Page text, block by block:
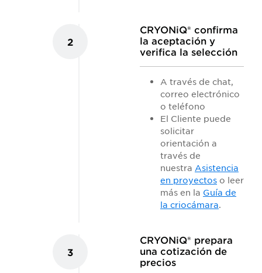
2
CRYONiQ® confirma
la aceptación y
verifica la selección
A través de chat,
correo electrónico
o teléfono
El Cliente puede
solicitar
orientación a
través de
nuestra Asistencia
en proyectos o leer
más en la Guía de
la criocámara.
3
CRYONiQ® prepara
una cotización de
precios